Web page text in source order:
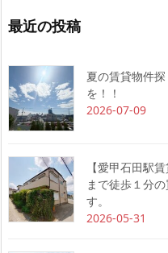
最近の投稿
夏の賃貸物件
を！！
2026-07-09
【愛甲石田駅
まで徒歩１分
す。
2026-05-31